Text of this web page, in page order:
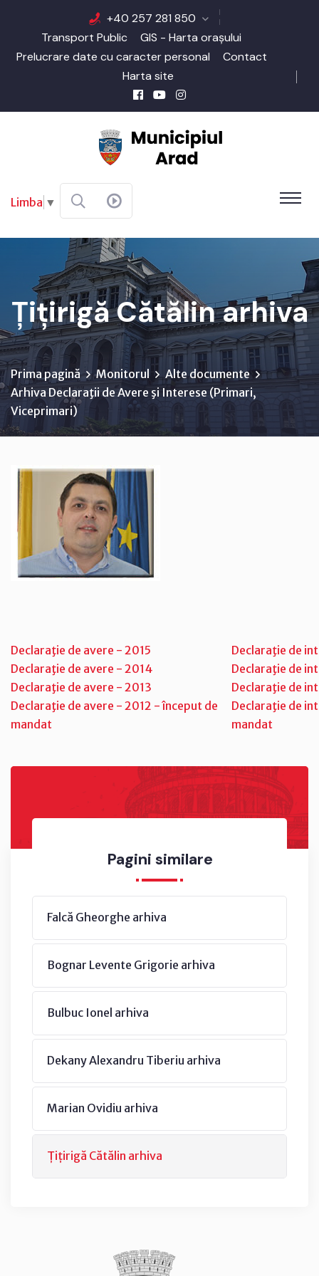
+40 257 281 850
Transport Public
GIS - Harta orașului
Prelucrare date cu caracter personal
Contact
Harta site
Limba ▼
Țițirigă Cătălin arhiva
Prima pagină Monitorul
Alte documente
Arhiva Declaraţii de Avere şi Interese (Primari,
Viceprimari)
Pagini similare
Falcă Gheorghe arhiva
Bognar Levente Grigorie arhiva
Bulbuc Ionel arhiva
Dekany Alexandru Tiberiu arhiva
Marian Ovidiu arhiva
Țițirigă Cătălin arhiva
Declaraţie de avere - 2015
Declaraţie de avere - 2014
Declaraţie de avere - 2013
Declaraţie de avere - 2012 - început de
mandat
Declaraţie de
Declaraţie de
Declaraţie de
Declaraţie de
mandat